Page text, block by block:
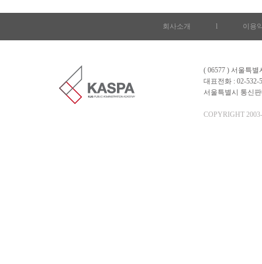
회사소개 l 이용
( 06577 ) 서울특
대표전화 : 02-532-
서울특별시 통신
COPYRIGHT